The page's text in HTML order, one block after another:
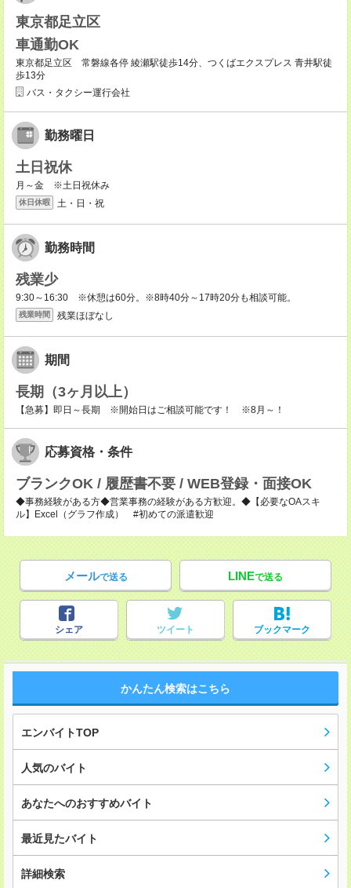
東京都足立区
車通勤OK
東京都足立区 常磐線各停 綾瀬駅徒歩14分、つくばエクスプレス 青井駅徒
歩13分
バス・タクシー運行会社
勤務曜日
土日祝休
月～金 ※土日祝休み
休日休暇 土・日・祝
勤務時間
残業少
9:30～16:30 ※休憩は60分。※8時40分～17時20分も相談可能。
残業時間 残業ほぼなし
期間
長期（3ヶ月以上）
【急募】即日～長期 ※開始日はご相談可能です！ ※8月～！
応募資格・条件
ブランクOK / 履歴書不要 / WEB登録・面接OK
◆事務経験がある方◆営業事務の経験がある方歓迎。◆【必要なOAスキ
ル】Excel（グラフ作成） #初めての派遣歓迎
メールで送る LINEで送る
シェア ツイート ブックマーク
かんたん検索はこちら
エンバイトTOP
人気のバイト
あなたへのおすすめバイト
最近見たバイト
詳細検索